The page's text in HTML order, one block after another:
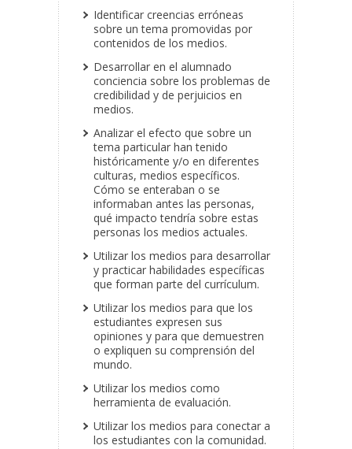
Identificar creencias erróneas
sobre un tema promovidas por
contenidos de los medios.
Desarrollar en el alumnado
conciencia sobre los problemas de
credibilidad y de perjuicios en
medios.
Analizar el efecto que sobre un
tema particular han tenido
históricamente y/o en diferentes
culturas, medios específicos.
Cómo se enteraban o se
informaban antes las personas,
qué impacto tendría sobre estas
personas los medios actuales.
Utilizar los medios para desarrollar
y practicar habilidades específicas
que forman parte del currículum.
Utilizar los medios para que los
estudiantes expresen sus
opiniones y para que demuestren
o expliquen su comprensión del
mundo.
Utilizar los medios como
herramienta de evaluación.
Utilizar los medios para conectar a
los estudiantes con la comunidad.